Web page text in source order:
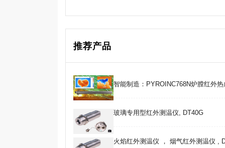
推荐产品
智能制造：PYROINC768N炉膛红外
玻璃专用型红外测温仪, DT40G
火焰红外测温仪 ， 烟气红外测温仪 ,